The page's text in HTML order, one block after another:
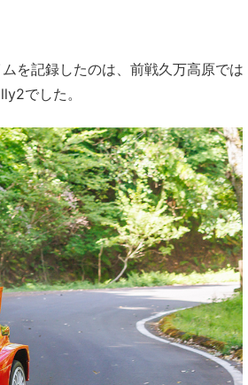
を記録したのは、前戦久万高原では
でした。